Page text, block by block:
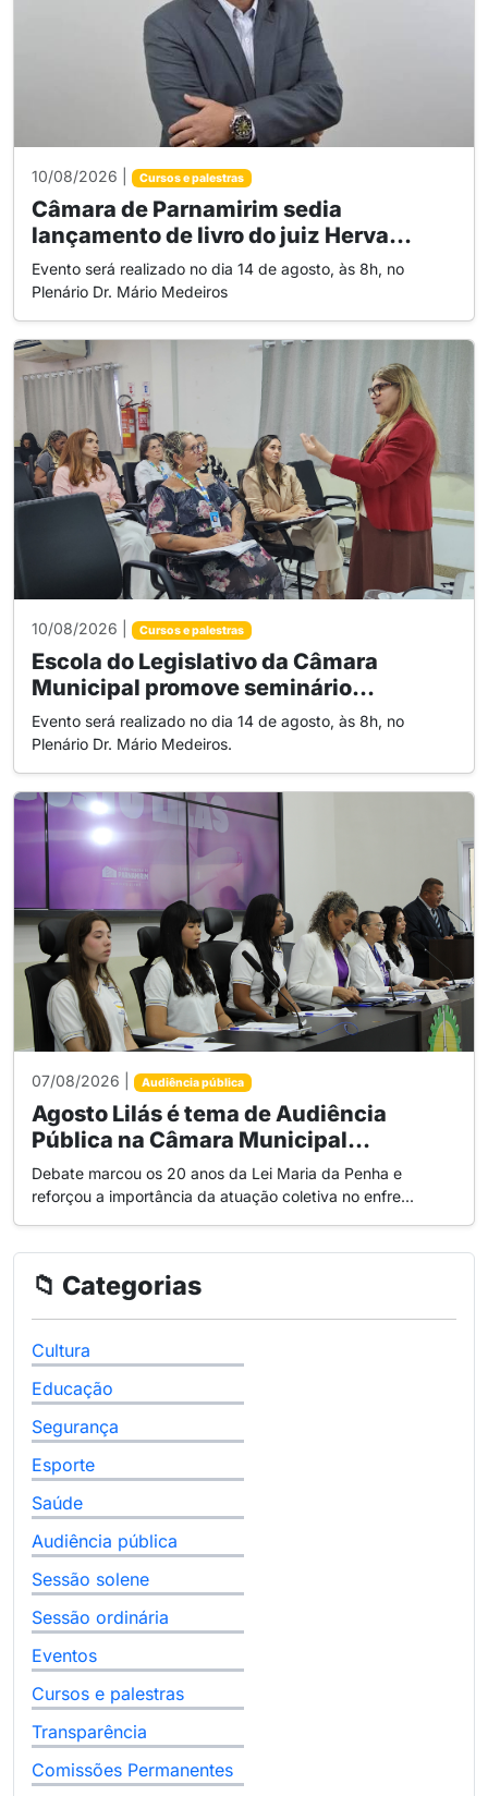
10/08/2026 | Cursos e palestras
Câmara de Parnamirim sedia
lançamento de livro do juiz Herva...
Evento será realizado no dia 14 de agosto, às 8h, no
Plenário Dr. Mário Medeiros
10/08/2026 | Cursos e palestras
Escola do Legislativo da Câmara
Municipal promove seminário...
Evento será realizado no dia 14 de agosto, às 8h, no
Plenário Dr. Mário Medeiros.
07/08/2026 | Audiência pública
Agosto Lilás é tema de Audiência
Pública na Câmara Municipal...
Debate marcou os 20 anos da Lei Maria da Penha e
reforçou a importância da atuação coletiva no enfre...
📁 Categorias
Cultura
Educação
Segurança
Esporte
Saúde
Audiência pública
Sessão solene
Sessão ordinária
Eventos
Cursos e palestras
Transparência
Comissões Permanentes